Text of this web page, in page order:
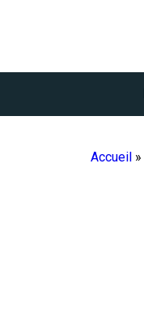
Accueil »